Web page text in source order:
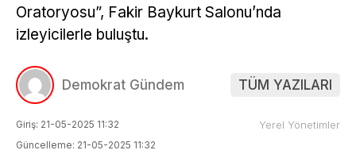
Oratoryosu”, Fakir Baykurt Salonu’nda
izleyicilerle buluştu.
Demokrat Gündem TÜM YAZILARI
Giriş: 21-05-2025 11:32
Güncelleme: 21-05-2025 11:32
Yerel Yönetimler